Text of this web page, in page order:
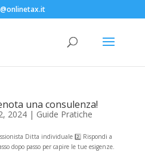
una consulenza!
2024| Guide Pratiche
Ditta individuale 2️⃣ Rispondi a
dopo passo per capire le tue esigenze.